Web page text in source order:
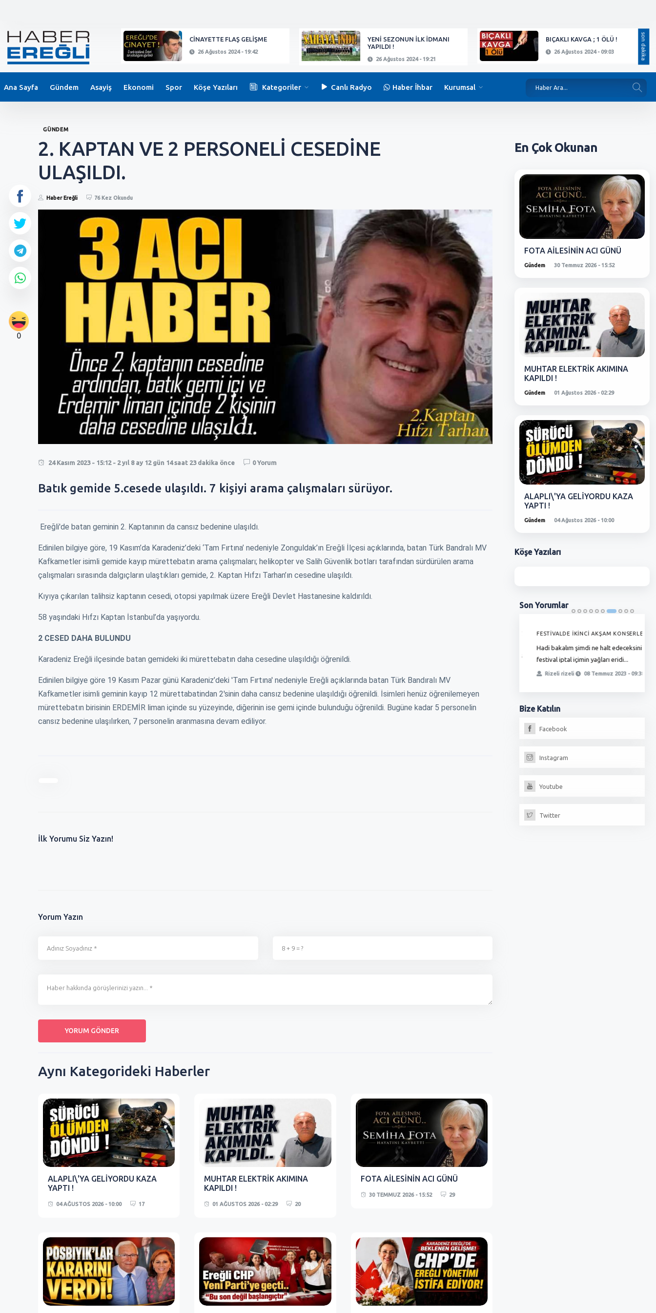
KEPEZ'DE BIÇAKLI SALDIRI !
26 Ağustos 2024 - 21:11
CİNAYETTE FLAŞ GELİŞME
26 Ağustos 2024 - 19:42
YENİ SEZONUN İLK İDMANI
YAPILDI !
26 Ağustos 2024 - 19:21
BIÇAKLI KAVGA ; 1 ÖLÜ !
26 Ağustos 2024 - 09:03 son dakika
Ana Sayfa Gündem Asayiş Ekonomi Spor Köşe Yazıları Kategoriler Canlı Radyo Haber İhbar Kurumsal
0
GÜNDEM
2. KAPTAN VE 2 PERSONELİ CESEDİNE
ULAŞILDI.
Haber Ereğli 76 Kez Okundu
24 Kasım 2023 - 15:12 - 2 yıl 8 ay 12 gün 14 saat 23 dakika önce 0 Yorum
Batık gemide 5.cesede ulaşıldı. 7 kişiyi arama çalışmaları sürüyor.
Ereğli'de batan geminin 2. Kaptanının da cansız bedenine ulaşıldı.
Edinilen bilgiye göre, 19 Kasım’da Karadeniz’deki ‘Tam Fırtına’ nedeniyle Zonguldak’ın Ereğli İlçesi açıklarında, batan Türk Bandralı MV
Kafkametler isimli gemide kayıp mürettebatın arama çalışmaları; helikopter ve Salih Güvenlik botları tarafından sürdürülen arama
çalışmaları sırasında dalgıçların ulaştıkları gemide, 2. Kaptan Hıfzı Tarhan’ın cesedine ulaşıldı.
Kıyıya çıkarılan talihsiz kaptanın cesedi, otopsi yapılmak üzere Ereğli Devlet Hastanesine kaldırıldı.
58 yaşındaki Hıfzı Kaptan İstanbul’da yaşıyordu.
2 CESED DAHA BULUNDU
Karadeniz Ereğli ilçesinde batan gemideki iki mürettebatın daha cesedine ulaşıldığı öğrenildi.
Edinilen bilgiye göre 19 Kasım Pazar günü Karadeniz’deki 'Tam Fırtına' nedeniyle Ereğli açıklarında batan Türk Bandıralı MV
Kafkametler isimli geminin kayıp 12 mürettabatindan 2'sinin daha cansız bedenine ulaşıldığı öğrenildi. İsimleri henüz öğrenilemeyen
mürettebatın birisinin ERDEMİR liman içinde su yüzeyinde, diğerinin ise gemi içinde bulunduğu öğrenildi. Bugüne kadar 5 personelin
cansız bedenine ulaşılırken, 7 personelin aranmasına devam ediliyor.
İlk Yorumu Siz Yazın!
Yorum Yazın
Aynı Kategorideki Haberler
ALAPLI\'YA GELİYORDU KAZA
YAPTI !
04 AĞUSTOS 2026 - 10:00 17
MUHTAR ELEKTRİK AKIMINA
KAPILDI !
01 AĞUSTOS 2026 - 02:29 20
FOTA AİLESİNİN ACI GÜNÜ
30 TEMMUZ 2026 - 15:52 29
En ÇokOkunan
FOTA AİLESİNİN ACI GÜNÜ
Gündem 30 Temmuz 2026 - 15:52
MUHTAR ELEKTRİK AKIMINA
KAPILDI !
Gündem 01 Ağustos 2026 - 02:29
ALAPLI\'YA GELİYORDU KAZA
YAPTI !
Gündem 04 Ağustos 2026 - 10:00
KöşeYazıları
Son Yorumlar
bekirlenirken
2024 - 13:35
mesafe. 5 ayda ℅60 zam yapılır mı?
Ereğlili vatandaş
Okulların açılacağı şu dönemde
2. Zammı almadıki t...
Ereğlili vatandaş 02 Eylül 2023 - 22:40
Okulların açılacağı şu dönemde
2. Zammı almadıki t...
Ereğlili vatandaş 02 Eylül 2023 - 22:39
sahnedesiniz, fırıncılar oda...
Kazım erdoğan 13 Temmuz 2023 - 18:17
FESTİVALDE İKİNCİ AKŞAM KONSERLERİ
Hadi bakalım şimdi ne halt edeceksiniz
festival iptal içimin yağları eridi...
Rizeli rizeli 08 Temmuz 2023 - 09:38
Bize Katılın
Facebook
Instagram
Youtube
Twitter